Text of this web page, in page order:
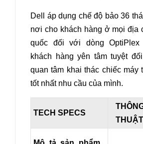
Dell áp dụng chế độ bảo 36
nơi cho khách hàng ở mọi địa
quốc đối với dòng OptiPlex
khách hàng yên tâm tuyệt
quan tâm khai thác chiếc máy
tốt nhất nhu cầu của mình.
TECH SPECS
THUẬT